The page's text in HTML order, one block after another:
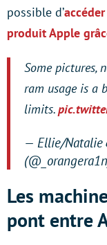
possible d’
produit Apple
Some pictures,
ram usage is a
limits.
— Ellie/
Les
pont entre